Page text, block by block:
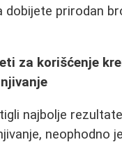
dobijete prirodan
za korišćenje
najbolje
neophodno